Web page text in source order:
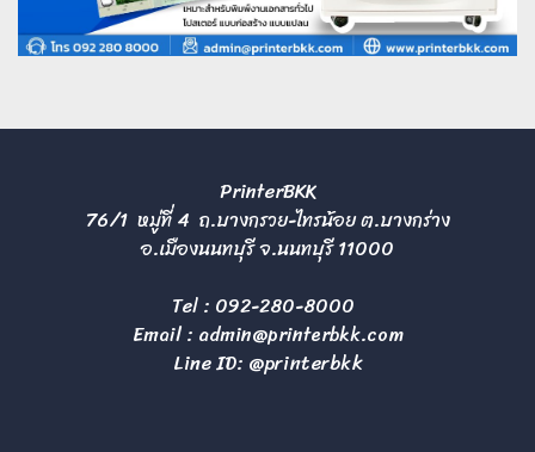
PrinterBKK
76/1 หมู่ที่ 4 ถ.บางกรวย-ไทรน้อย ต.บางกร่าง
อ.เมืองนนทบุรี จ.นนทบุรี 11000
Tel : 092-280-8000
Email : admin@printerbkk.com
Line ID: @printerbkk